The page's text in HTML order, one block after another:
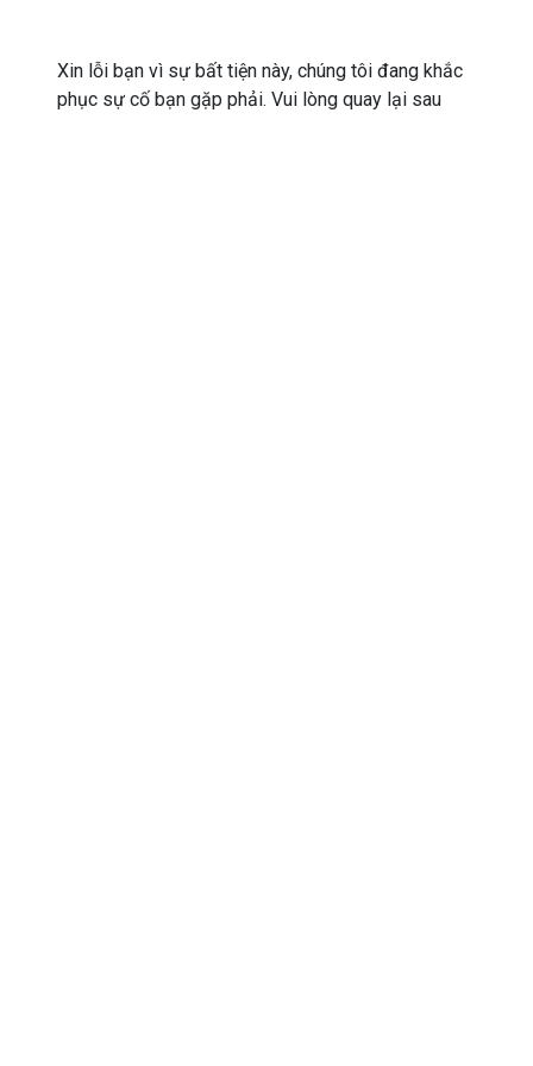
Xin lỗi bạn vì sự bất tiện này, chúng tôi đang khắc
phục sự cố bạn gặp phải. Vui lòng quay lại sau